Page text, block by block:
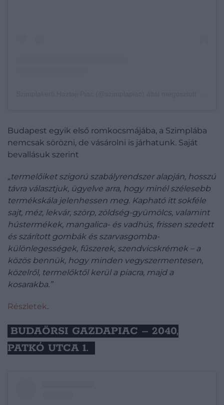
Budapest egyik első romkocsmájába, a Szimplába
nemcsak sörözni, de vásárolni is járhatunk. Saját
bevallásuk szerint
„termelőiket szigorú szabályrendszer alapján, hosszú
távra választjuk, ügyelve arra, hogy minél szélesebb
termékskála jelenhessen meg. Kapható itt sokféle
sajt, méz, lekvár, szörp, zöldség-gyümölcs, valamint
hústermékek, mangalica- és vadhús, frissen szedett
és szárított gombák és szarvasgomba-
különlegességek, fűszerek, szendvicskrémek – a
közös bennük, hogy minden vegyszermentesen,
közelről, termelőktől kerül a piacra, majd a
kosarakba.”
Részletek.
BUDAÖRSI GAZDAPIAC – 2040,
PATKÓ UTCA 1.